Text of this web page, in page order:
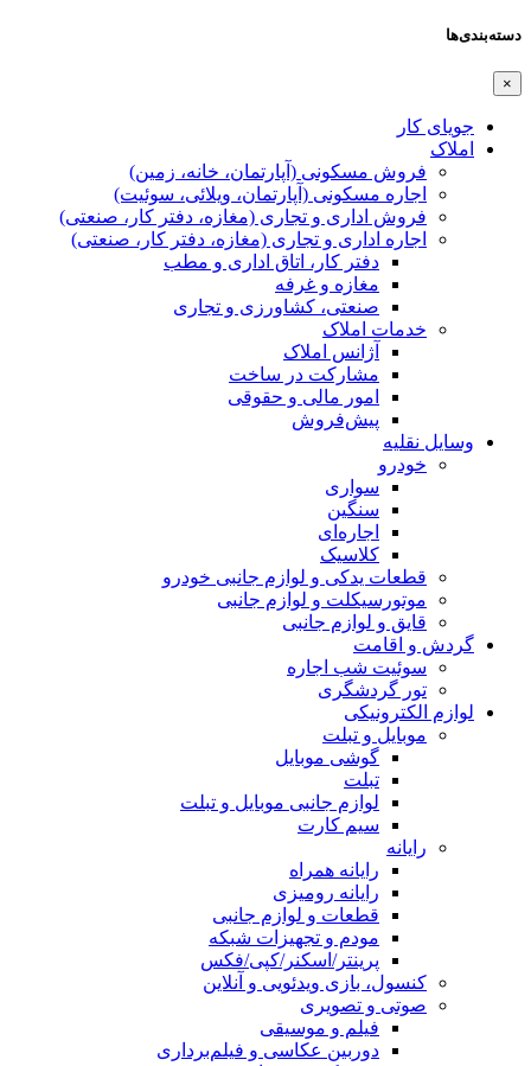
دسته‌بندی‌ها
×
جویای کار
املاک
فروش مسکونی (آپارتمان، خانه، زمین)
اجاره مسکونی (آپارتمان، ویلائی، سوئیت)
فروش اداری و تجاری (مغازه، دفتر کار، صنعتی)
اجاره اداری و تجاری (مغازه، دفتر کار، صنعتی)
دفتر کار، اتاق اداری و مطب
مغازه و غرفه
صنعتی،‌ کشاورزی و تجاری
خدمات املاک
آژانس املاک
مشارکت در ساخت
امور مالی و حقوقی
پیش‌فروش
وسایل نقلیه
خودرو
سواری
سنگین
اجاره‌ای
کلاسیک
قطعات یدکی و لوازم جانبی خودرو
موتورسیکلت و لوازم جانبی
قایق و لوازم جانبی
گردش و اقامت
سوئیت شب اجاره
تور گردشگری
لوازم الکترونیکی
موبایل و تبلت
گوشی موبایل
تبلت
لوازم جانبی موبایل و تبلت
سیم کارت
رایانه
رایانه همراه
رایانه رومیزی
قطعات و لوازم جانبی
مودم و تجهیزات شبکه
پرینتر/اسکنر/کپی/فکس
کنسول، بازی‌ ویدئویی و آنلاین
صوتی و تصویری
فیلم و موسیقی
دوربین عکاسی و فیلم‌برداری